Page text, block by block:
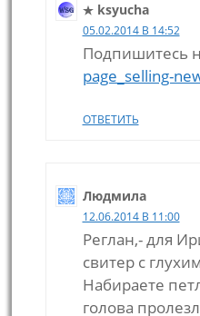
ksyucha
05.02.2014 В 14:52
Подпишитесь
page_selling-
ОТВЕТИТЬ
Людмила
12.06.2014 В 11:00
Реглан,- для
свитер с
Набираете
голова